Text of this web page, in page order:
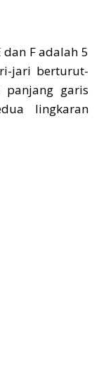
F adalah 5
jari berturut-
garis
lingkaran